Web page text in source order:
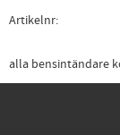
Artikelnr
alla bensintändare